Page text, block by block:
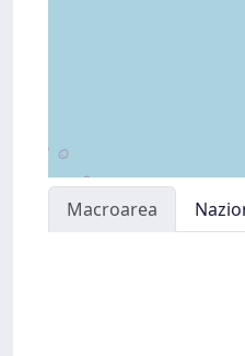
Macroarea